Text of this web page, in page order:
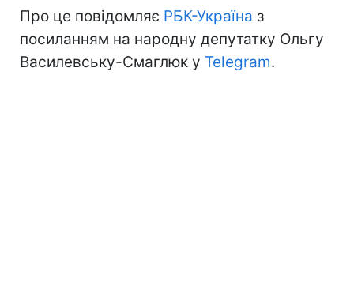
Про це повідомляє РБК-Україна з
посиланням на народну депутатку Ольгу
Василевську-Смаглюк у Telegram.